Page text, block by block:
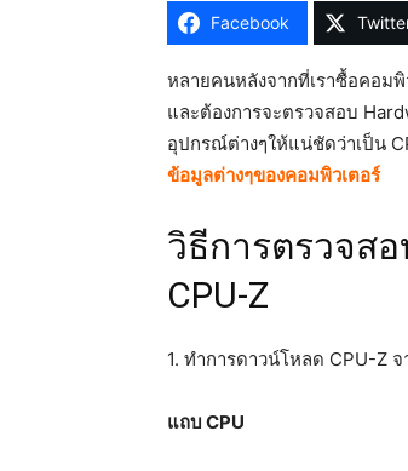
Facebook
หลายคนหลังจากที่เราซื้อคอม
และต้องการจะตรวจสอบ
อุปกรณ์ต่างๆให้แน่ชัดว่าเป็น
ข้อมูลต่างๆของคอมพิวเตอร์
วิธีการตรวจส
CPU-Z
1. ทำการดาวน์โหลด CPU-Z
แถบ CPU